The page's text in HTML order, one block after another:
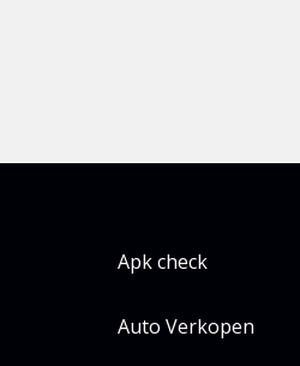
Apk check
Auto Verkopen